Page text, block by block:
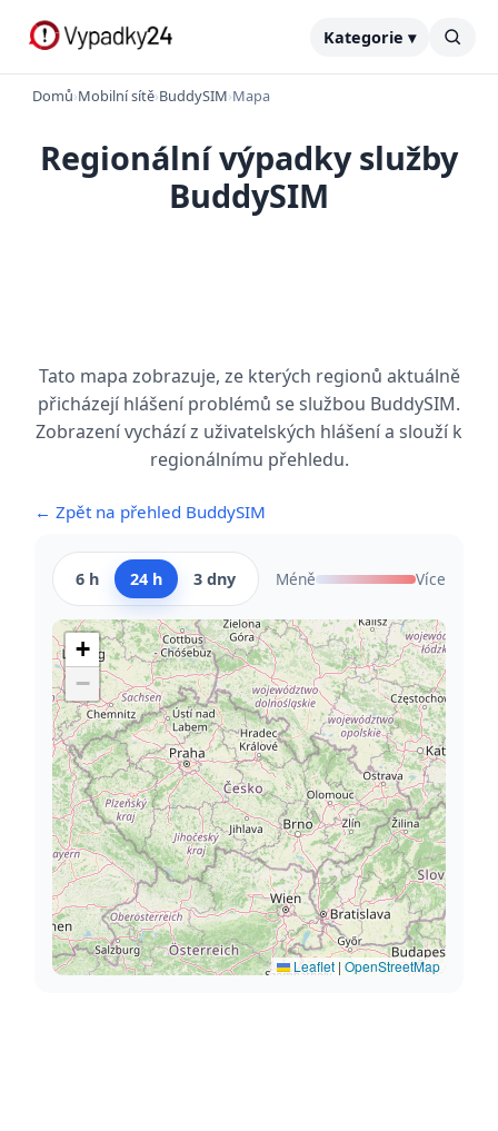
Kategorie ▾
Domů›Mobilní sítě›BuddySIM›Mapa
Regionální výpadky služby
BuddySIM
Tato mapa zobrazuje, ze kterých regionů aktuálně
přicházejí hlášení problémů se službou BuddySIM.
Zobrazení vychází z uživatelských hlášení a slouží k
regionálnímu přehledu.
← Zpět na přehled BuddySIM
6 h 24 h 3 dny Méně Více
+
−
Leaflet | OpenStreetMap